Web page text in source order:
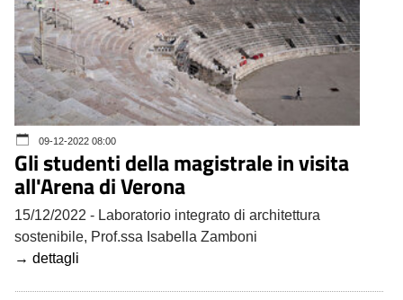
09-12-2022 08:00
Gli studenti della magistrale in visita
all'Arena di Verona
15/12/2022 - Laboratorio integrato di architettura
sostenibile, Prof.ssa Isabella Zamboni
→ dettagli